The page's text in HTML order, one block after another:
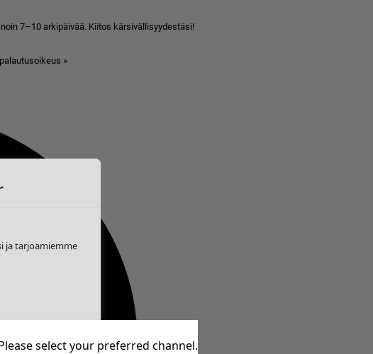
7–10 arkipäivää. Kiitos kärsivällisyydestäsi!
»
select your preferred channel.
ja tarjoamiemme
Aina aktiivinen